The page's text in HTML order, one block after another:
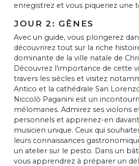
enregistrez et vous piqueriez une
JOUR 2: GÊNES
Avec un guide, vous plongerez
découvrirez tout sur la riche
dominante de la ville natale de
Découvrez l'importance de cette
travers les siècles et visitez
Antico et la cathédrale San
Niccolò Paganini est un
mélomanes. Admirez ses violons
personnels et apprenez-en
musicien unique. Ceux qui
leurs connaissances
un atelier sur le pesto. Dans un
vous apprendrez à préparer un